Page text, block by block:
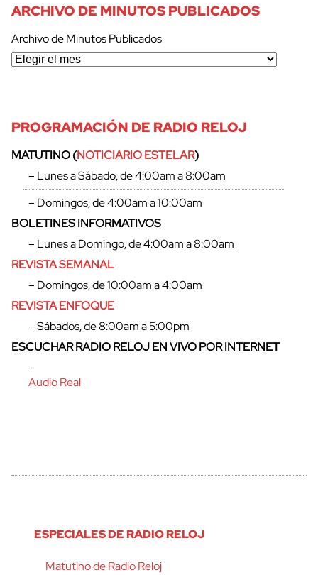
ARCHIVO DE MINUTOS PUBLICADOS
Archivo de Minutos Publicados
PROGRAMACIÓN DE RADIO RELOJ
MATUTINO (NOTICIARIO ESTELAR)
– Lunes a Sábado, de 4:00am a 8:00am
– Domingos, de 4:00am a 10:00am
BOLETINES INFORMATIVOS
– Lunes a Domingo, de 4:00am a 8:00am
REVISTA SEMANAL
– Domingos, de 10:00am a 4:00am
REVISTA ENFOQUE
– Sábados, de 8:00am a 5:00pm
ESCUCHAR RADIO RELOJ EN VIVO POR INTERNET
–
Audio Real
ESPECIALES DE RADIO RELOJ
Matutino de Radio Reloj